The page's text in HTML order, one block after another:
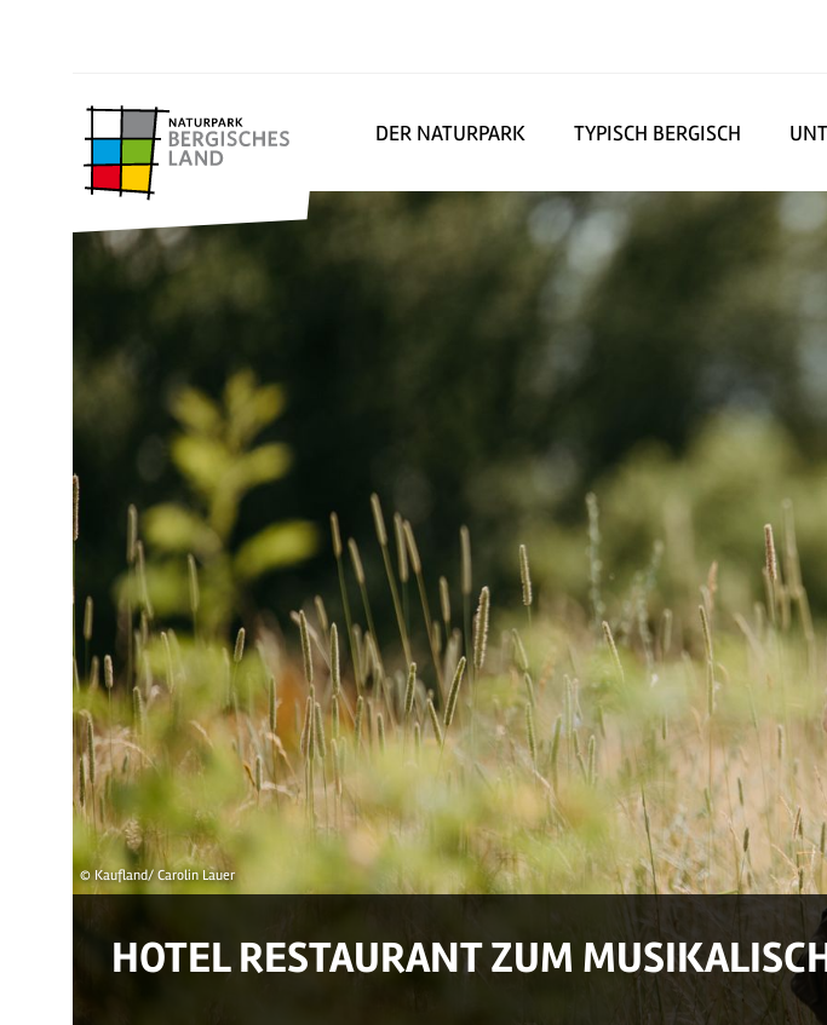
DER NATURPARK TYPISCH BERGISCH
© Kaufland/ Carolin Lauer
HOTEL RESTAURANT ZUM